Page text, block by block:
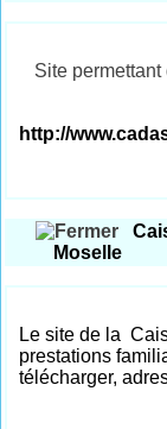
Site
http://
Moselle
Le site de la
prestations
télécharger,